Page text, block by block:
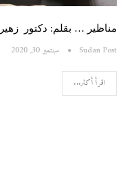
مناظير … بقلم: دكتور
Sudan Post سبتمبر 30, 2020
اقرأ أكثر...